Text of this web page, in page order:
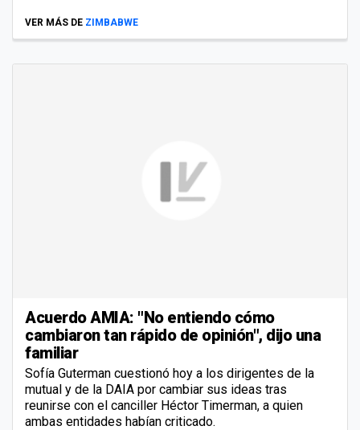
VER MÁS DE ZIMBABWE
Acuerdo AMIA: "No entiendo cómo
cambiaron tan rápido de opinión", dijo una
familiar
Sofía Guterman cuestionó hoy a los dirigentes de la
mutual y de la DAIA por cambiar sus ideas tras
reunirse con el canciller Héctor Timerman, a quien
ambas entidades habían criticado.